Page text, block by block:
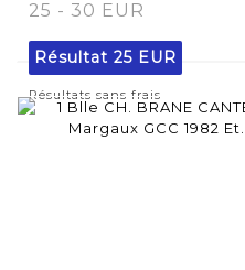
25 - 30 EUR
Résultat 25 EUR
Résultats sans frais